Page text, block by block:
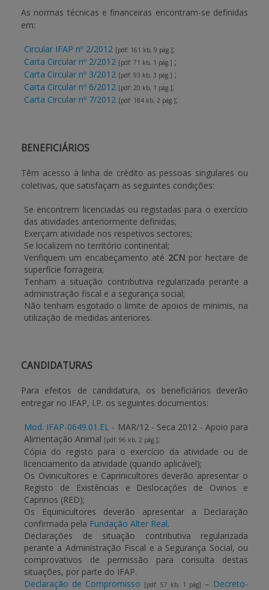
As normas técnicas e financeiras encontram-se definidas
em:
Circular IFAP nº 2/2012 [pdf: 161 kb, 9 pág.];
Carta Circular nº 2/2012 [pdf: 71 kb, 1 pág.] ;
Carta Circular nº 3/2012 [pdf: 93 kb, 3 pág.] ;
Carta Circular nº 6/2012 [pdf: 20 kb, 1 pág.];
Carta Circular nº 7/2012 [pdf: 184 kb, 2 pág.];
BENEFICIÁRIOS
Têm acesso à linha de crédito as pessoas singulares ou
coletivas, que satisfaçam as seguintes condições:
Se encontrem licenciadas ou registadas para o exercício
das atividades anteriormente definidas;
Exerçam atividade nos respetivos sectores;
Se localizem no território continental;
Verifiquem um encabeçamento até 2CN por hectare de
superfície forrageira;
Tenham a situação contributiva regularizada perante a
administração fiscal e a segurança social;
Não tenham esgotado o limite de apoios de minimis, na
utilização de medidas anteriores.
CANDIDATURAS
Para efeitos de candidatura, os beneficiários deverão
entregar no IFAP, I.P. os seguintes documentos:
Mod. IFAP-0649.01.EL - MAR/12 - Seca 2012 - Apoio para
Alimentação Animal [pdf: 96 kb, 2 pág.];
Cópia do registo para o exercício da atividade ou de
licenciamento da atividade (quando aplicável);
Os Ovinicultores e Caprinicultores deverão apresentar o
Registo de Existências e Deslocações de Ovinos e
Caprinos (RED);
Os Equinicultores deverão apresentar a Declaração
confirmada pela Fundação Alter Real.
Declarações de situação contributiva regularizada
perante a Administração Fiscal e a Segurança Social, ou
comprovativos de permissão para consulta destas
situações, por parte do IFAP.
Declaração de Compromisso [pdf: 57 kb, 1 pág] – Decreto-